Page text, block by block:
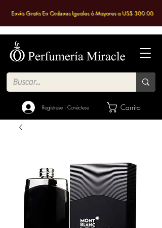
Regístrese | Conéctese Carrito
Envío Gratis En Ordenes Iguales ó Mayores a US$ 300.00